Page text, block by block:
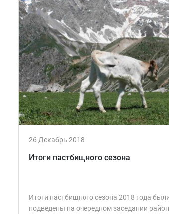
26 Декабрь 2018
Итоги пастбищного сезона
Итоги пастбищного сезона 2018 года были
подведены на очередном заседании